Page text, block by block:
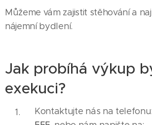
Můžeme vám zajistit stěhování a
nájemní bydlení.
Jak probíhá výkup
exekuci?
Kontaktujte nás na telefonu: